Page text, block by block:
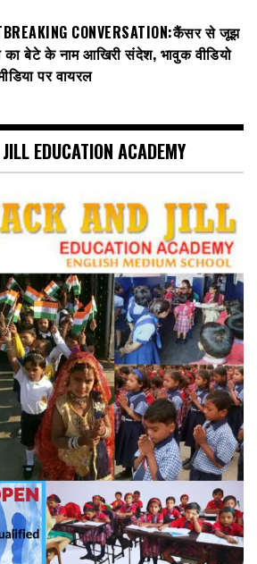
CONVERSATION:कैंसर से जूझ
का बेटे के नाम आखिरी संदेश, भावुक वीडियो
पर वायरल
EDUCATION ACADEMY